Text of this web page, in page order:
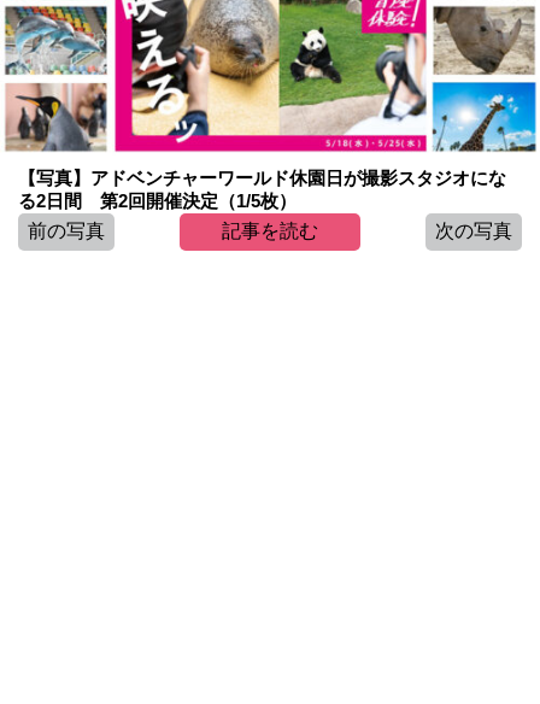
【写真】アドベンチャーワールド休園日が撮影スタジオにな
る2日間 第2回開催決定（1/5枚）
前の写真
記事を読む 次の写真